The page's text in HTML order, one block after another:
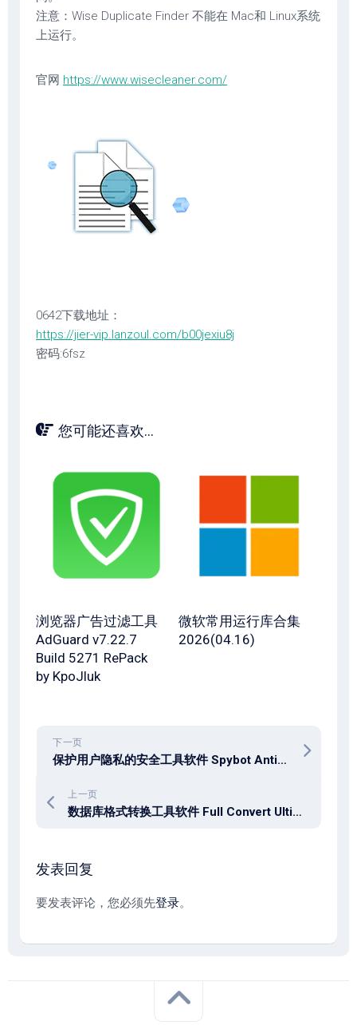
注意：Wise Duplicate Finder 不能在 Mac和 Linux系统
上运行。
官网 https://www.wisecleaner.com/
0642下载地址：
https://jier-vip.lanzoul.com/b00jexiu8j
密码:6fsz
您可能还喜欢...
浏览器广告过滤工具
AdGuard v7.22.7
Build 5271 RePack
by KpoJluk
微软常用运行库合集
2026(04.16)
下一页
保护用户隐私的安全工具软件 Spybot Anti-Beacon 5.4
上一页
数据库格式转换工具软件 Full Convert Ultimate 25.12.1693
发表回复
要发表评论，您必须先登录。